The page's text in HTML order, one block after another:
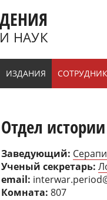
НАУК
ИЗДАНИЯ
Отдел
Заведующий:
Ученый секретарь:
email:
Комната: 807